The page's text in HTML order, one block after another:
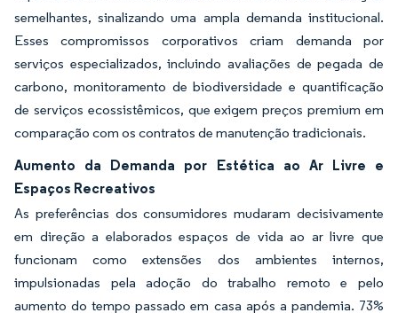
semelhantes, sinalizando uma ampla demanda institucional.
Esses compromissos corporativos criam demanda por
serviços especializados, incluindo avaliações de pegada de
carbono, monitoramento de biodiversidade e quantificação
de serviços ecossistêmicos, que exigem preços premium em
comparação com os contratos de manutenção tradicionais.
Aumento da Demanda por Estética ao Ar Livre e
Espaços Recreativos
As preferências dos consumidores mudaram decisivamente
em direção a elaborados espaços de vida ao ar livre que
funcionam como extensões dos ambientes internos,
impulsionadas pela adoção do trabalho remoto e pelo
aumento do tempo passado em casa após a pandemia. 73%